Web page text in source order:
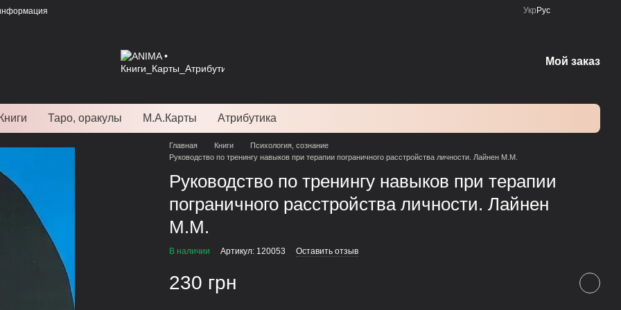
Укр Рус
Мой заказ
Книги Таро, оракулы М.А.Карты Атрибутика
Главная Книги
Психология, сознание
Руководство по тренингу навыков при терапии пограничного расстройства личности. Лайнен М.М.
Руководство по тренингу навыков при терапии
пограничного расстройства личности. Лайнен
М.М.
В наличии Артикул: 120053 Оставить отзыв
230 грн